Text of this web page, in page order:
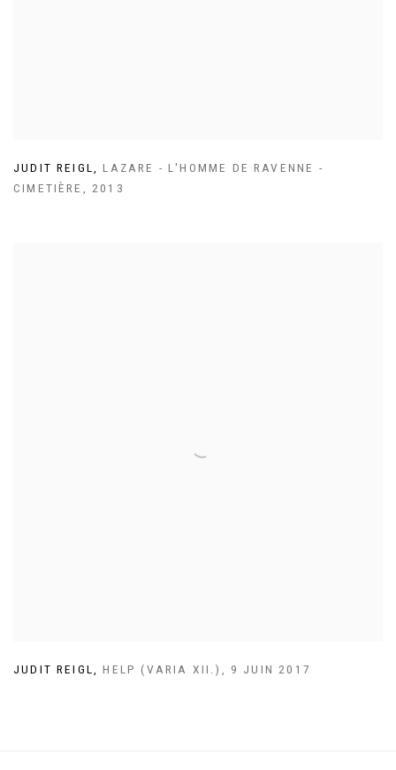
JUDIT REIGL ,LAZARE - L'HOMME DE RAVENNE -
CIMETIÈRE
2013
JUDIT REIGL ,HELP (VARIA XII.) 9 JUIN 2017